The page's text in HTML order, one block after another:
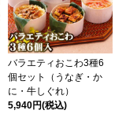
バラエティおこわ3種6
個セット（うなぎ・か
に・牛しぐれ）
5,940円(税込)